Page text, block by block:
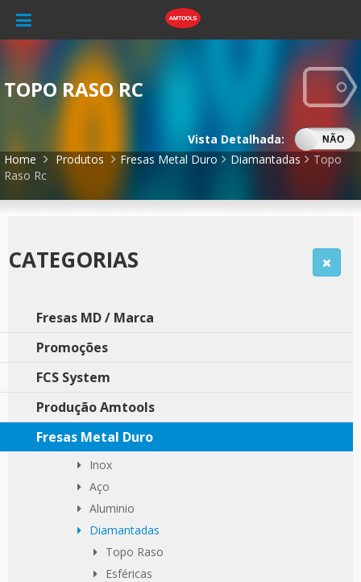
TOPO RASO RC
Vista Detalhada:
SIM NÃO
Home Produtos Fresas Metal Duro Diamantadas
Topo
Raso Rc
CATEGORIAS
Fresas MD / Marca
Promoções
FCS System
Produção Amtools
Fresas Metal Duro
Inox
Aço
Aluminio
Diamantadas
Topo Raso
Esféricas